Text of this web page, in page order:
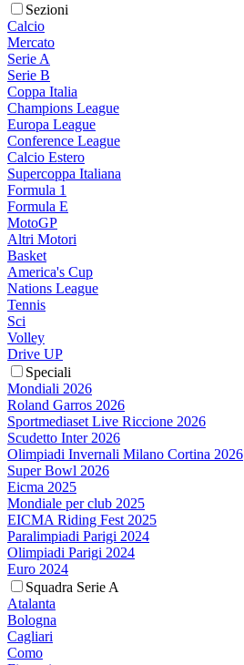
Sezioni
Calcio
Mercato
Serie A
Serie B
Coppa Italia
Champions League
Europa League
Conference League
Calcio Estero
Supercoppa Italiana
Formula 1
Formula E
MotoGP
Altri Motori
Basket
America's Cup
Nations League
Tennis
Sci
Volley
Drive UP
Speciali
Mondiali 2026
Roland Garros 2026
Sportmediaset Live Riccione 2026
Scudetto Inter 2026
Olimpiadi Invernali Milano Cortina 2026
Super Bowl 2026
Eicma 2025
Mondiale per club 2025
EICMA Riding Fest 2025
Paralimpiadi Parigi 2024
Olimpiadi Parigi 2024
Euro 2024
Squadra Serie A
Atalanta
Bologna
Cagliari
Como